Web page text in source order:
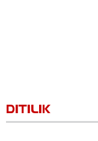
DITILIK